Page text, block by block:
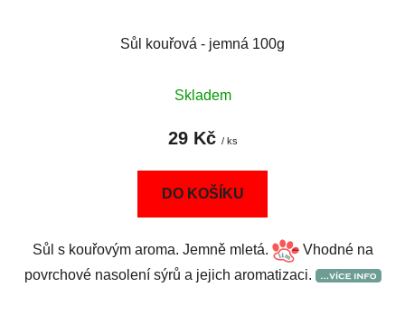
Sůl kouřová - jemná 100g
Skladem
29 Kč / ks
DO KOŠÍKU
Sůl s kouřovým aroma. Jemně mletá.
Vhodné na
povrchové nasolení sýrů a jejich aromatizaci.